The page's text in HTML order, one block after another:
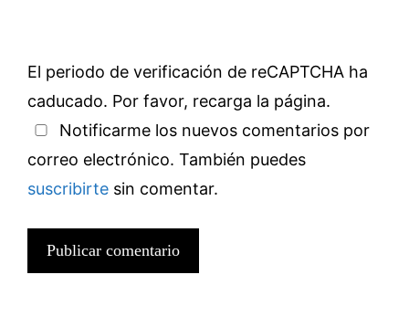
El periodo de verificación de reCAPTCHA ha
caducado. Por favor, recarga la página.
Notificarme los nuevos comentarios por
correo electrónico. También puedes
suscribirte sin comentar.